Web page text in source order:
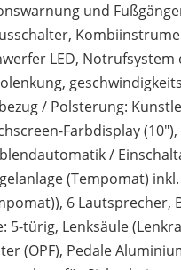
und
LED, Notrufsystem
/ Polsterung:
Farbdisplay (10"),
/
(Tempomat) inkl.
6 Lautsprecher,
5-türig, Lenksäule
(OPF), Pedale